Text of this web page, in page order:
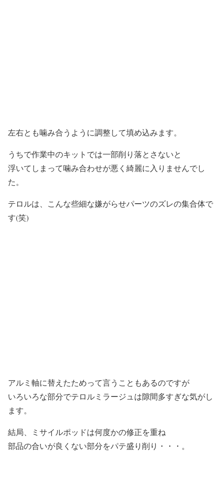
左右とも噛み合うように調整して填め込みます。
うちで作業中のキットでは一部削り落とさないと
浮いてしまって噛み合わせが悪く綺麗に入りませんでし
た。
テロルは、こんな些細な嫌がらせパーツのズレの集合体で
す(笑)
アルミ軸に替えたためって言うこともあるのですが
いろいろな部分でテロルミラージュは隙間多すぎな気がし
ます。
結局、ミサイルポッドは何度かの修正を重ね
部品の合いが良くない部分をパテ盛り削り・・・。